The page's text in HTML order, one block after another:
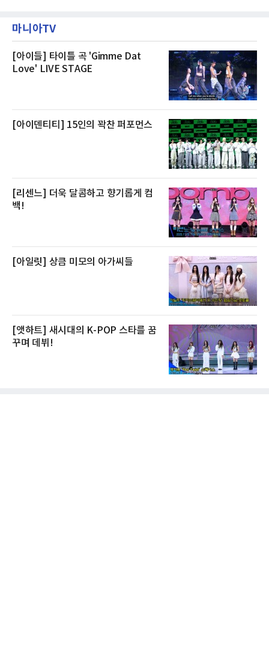
스 센터 사우나 2인 이용 혜택이 포함된다.특히
클럽 앰배서더 라운지
우 등이 포함됐다. 쿠팡은 올해 큰 크기의 전복
생산량이 늘어난 점을 반영해 주요 산지 상품을
전복은 산지에서 채취한 뒤 전국으로 직송되는
방식으로 운영된다. 신선도가 중요한 상품인 만
큼 이르면 다음 날 오전 배송이 가능하도록 물류
마니아TV
[아이들] 타이틀 곡 'Gimme Dat
Love' LIVE STAGE
[아이덴티티] 15인의 꽉찬 퍼포먼스
[리센느] 더욱 달콤하고 향기롭게 컴
백!
[아일릿] 상큼 미모의 아가씨들
[앳하트] 새시대의 K-POP 스타를 꿈
꾸며 데뷔!